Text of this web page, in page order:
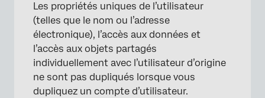
Les propriétés uniques de l’utilisateur
(telles que le nom ou l’adresse
électronique), l’accès aux données et
l’accès aux objets partagés
individuellement avec l’utilisateur d’origine
ne sont pas dupliqués lorsque vous
dupliquez un compte d’utilisateur.